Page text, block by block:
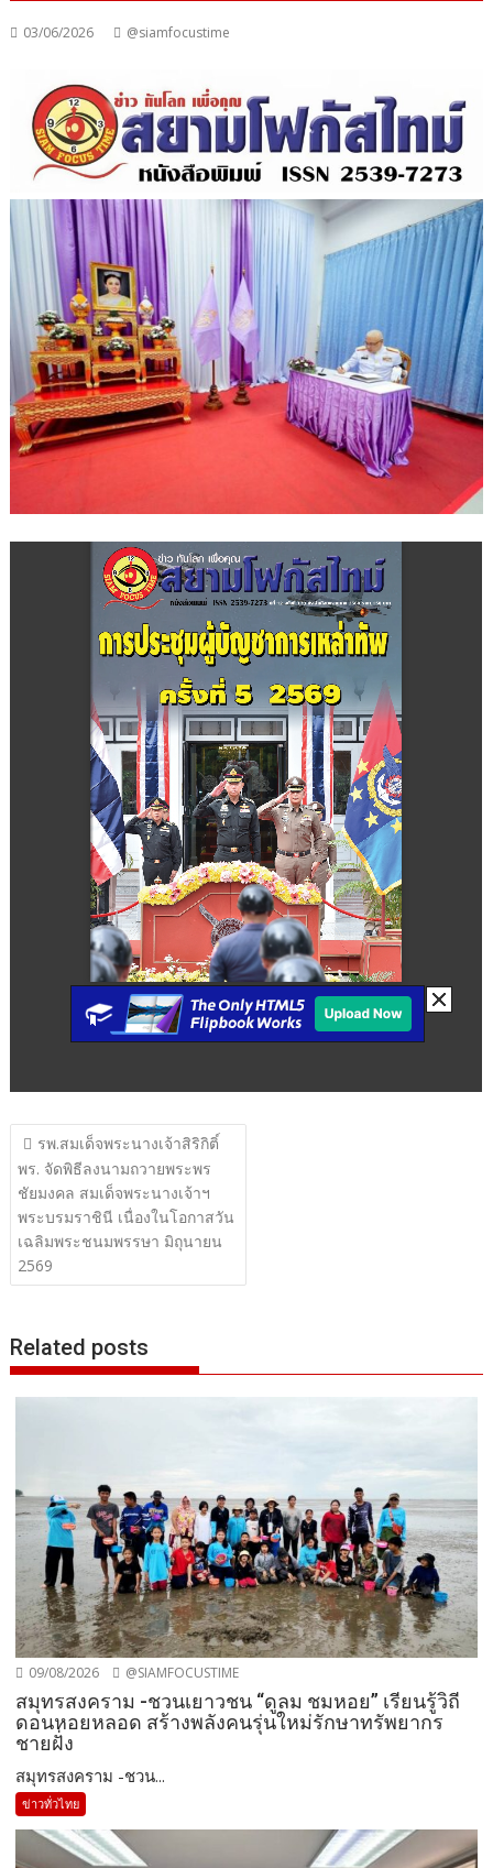
03/06/2026 @siamfocustime
แนะแนว
เรื่อง
รพ.สมเด็จพระนางเจ้าสิริกิติ์
พร. จัดพิธีลงนามถวายพระพร
ชัยมงคล สมเด็จพระนางเจ้าฯ
พระบรมราชินี เนื่องในโอกาสวัน
เฉลิมพระชนมพรรษา มิถุนายน
2569
Related posts
09/08/2026 @SIAMFOCUSTIME
สมุทรสงคราม -ชวนเยาวชน “ดูลม ชมหอย” เรียนรู้วิถี
ดอนหอยหลอด สร้างพลังคนรุ่นใหม่รักษาทรัพยากร
ชายฝั่ง
สมุทรสงคราม -ชวน...
ข่าวทั่วไทย